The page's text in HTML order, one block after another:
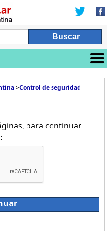
>Control de seguridad
para continuar